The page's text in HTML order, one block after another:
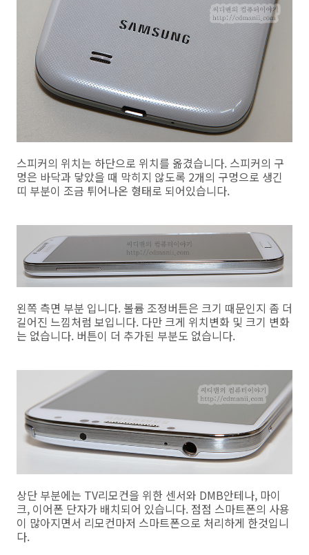
스피커의 위치는 하단으로 위치를 옮겼습니다. 스피커의 구
멍은 바닥과 닿았을 때 막히지 않도록 2개의 구멍으로 생긴
띠 부분이 조금 튀어나온 형태로 되어있습니다.
왼쪽 측면 부분 입니다. 볼륨 조정버튼은 크기 때문인지 좀 더
길어진 느낌처럼 보입니다. 다만 크게 위치변화 및 크기 변화
는 없습니다. 버튼이 더 추가된 부분도 없습니다.
상단 부분에는 TV리모컨을 위한 센서와 DMB안테나, 마이
크, 이어폰 단자가 배치되어 있습니다. 점점 스마트폰의 사용
이 많아지면서 리모컨마저 스마트폰으로 처리하게 한것입니
다.